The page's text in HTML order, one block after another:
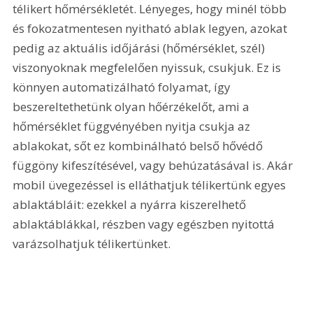
télikert hőmérsékletét. Lényeges, hogy minél több
és fokozatmentesen nyitható ablak legyen, azokat
pedig az aktuális időjárási (hőmérséklet, szél)
viszonyoknak megfelelően nyissuk, csukjuk. Ez is
könnyen automatizálható folyamat, így
beszereltethetünk olyan hőérzékelőt, ami a
hőmérséklet függvényében nyitja csukja az
ablakokat, sőt ez kombinálható belső hővédő
függöny kifeszítésével, vagy behúzatásával is. Akár
mobil üvegezéssel is elláthatjuk télikertünk egyes
ablaktábláit: ezekkel a nyárra kiszerelhető
ablaktáblákkal, részben vagy egészben nyitottá
varázsolhatjuk télikertünket.